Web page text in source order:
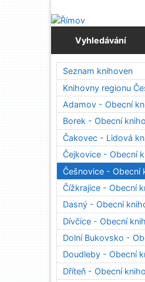
Přejít na menu
Vyhledávání
Seznam knihoven
Knihovny regionu
Adamov - Obecní
Borek - Obecní
Čakovec - Lidová
Čejkovice - Obecní
Češnovice - Obecní
Čížkrajice - Obecní
Dasný - Obecní
Dívčice - Obecní
Dolní Bukovsko -
Doudleby - Obecní
Dříteň - Obecní